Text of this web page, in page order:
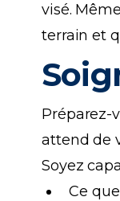
visé.
terrain et
Préparez-
attend de
Soyez
Ce